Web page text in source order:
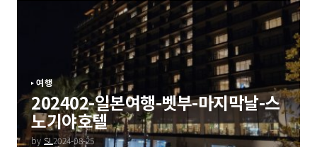
여행
202402-일본여행-벳부-마지막날-스
노기야호텔
by SL2024-08-25